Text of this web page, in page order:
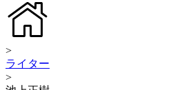
>
ライター
>